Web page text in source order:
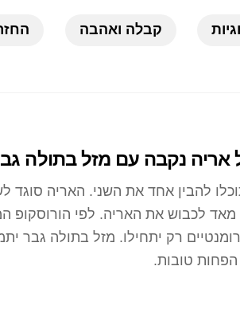
קבלה ואהבה
נקבה עם מזל בתולה
להבין אחד את השני. האריה סוגד
לכבוש את האריה. לפי הורוסקופ
רק יתחילו. מזל בתולה גבר
טובות.